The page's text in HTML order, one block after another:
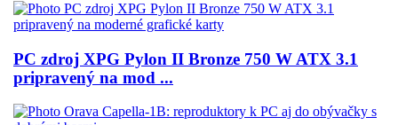
PC zdroj XPG Pylon II Bronze 750 W ATX 3.1
pripravený na mod ...